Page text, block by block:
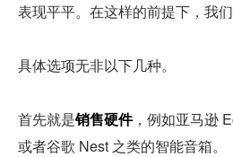
表现平平。在这样的前提下，我
具体选项无非以下几种。
首先就是销售硬件，例如亚马逊
或者谷歌 Nest 之类的智能音箱。